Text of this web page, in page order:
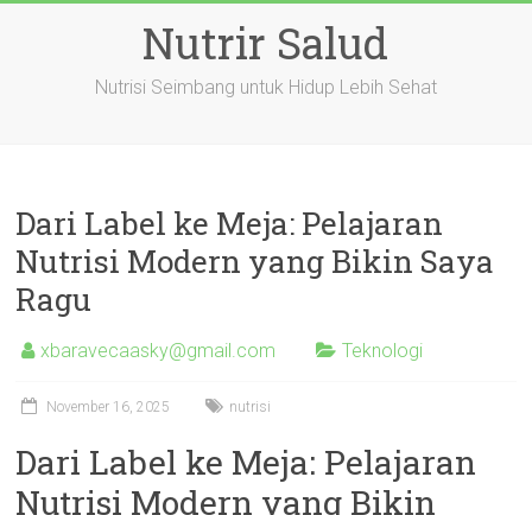
Nutrir Salud
Nutrisi Seimbang untuk Hidup Lebih Sehat
Dari Label ke Meja: Pelajaran
Nutrisi Modern yang Bikin Saya
Ragu
xbaravecaasky@gmail.com Teknologi
November 16, 2025 nutrisi
Dari Label ke Meja: Pelajaran
Nutrisi Modern yang Bikin